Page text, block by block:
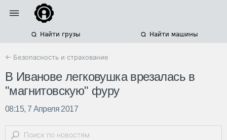
Найти грузы Найти машины
← Безопасность и страхование
В Иванове легковушка врезалась в
"магнитовскую" фуру
08:15, 7 Апреля 2017